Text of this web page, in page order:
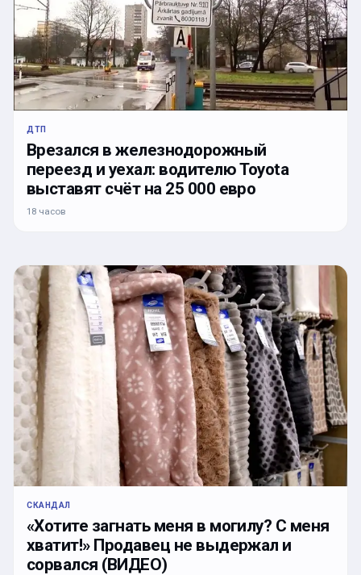
ДТП
Врезался в железнодорожный
переезд и уехал: водителю Toyota
выставят счёт на 25 000 евро
18 часов
СКАНДАЛ
«Хотите загнать меня в могилу? С меня
хватит!» Продавец не выдержал и
сорвался (ВИДЕО)